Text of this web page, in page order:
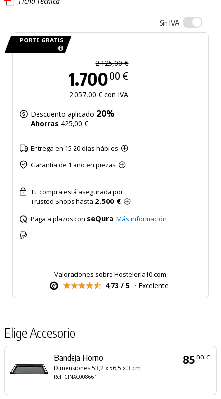
Sin IVA
PORTE GRATIS
2.125,00 €
1.700 00 €
2.057,00 € con IVA
Descuento aplicado 20%.
Ahorras 425,00 €.
Entrega en 15-20 días hábiles
Garantía de 1 año en piezas
Tu compra está asegurada por
Trusted Shops hasta 2.500 €
Paga a plazos con seQura.Más información
Valoraciones sobre Hosteleria10.com
4,73 / 5 · Excelente
Elige Accesorio
Bandeja Horno
Dimensiones 53,2 x 56,5 x 3 cm
Ref. CINAC008661
8500 €